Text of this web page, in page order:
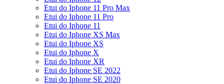
Etui do Iphone 11 Pro Max
Etui do Iphone 11 Pro
Etui do Iphone 11
Etui do Iphone XS Max
Etui do Iphone XS
Etui do Iphone X
Etui do Iphone XR
Etui do Iphone SE 2022
Etui do Iphone SE 2020